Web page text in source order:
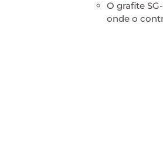
O grafite
onde o